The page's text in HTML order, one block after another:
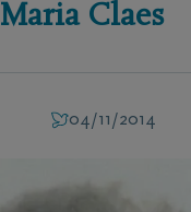
Maria Claes
04/11/2014